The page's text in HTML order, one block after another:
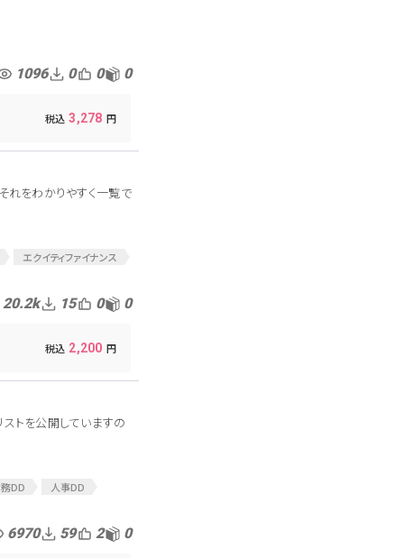
1096 0 0 0
3,278
れをわかりやすく一覧で
エクイティファイナンス
20.2k 15 0 0
2,200
トを公開していますの
DD
人事DD
6970 59 2 0